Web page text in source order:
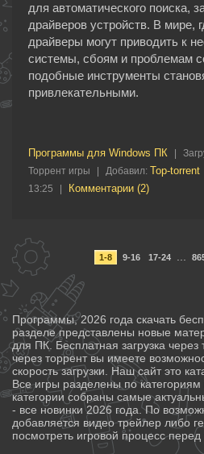
для автоматического поиска,
драйверов устройств. В мире,
драйверы могут приводить к
системы, сбоям и проблемам
подобные инструменты
привлекательными.
Программы для Windows ПК
Торрент игры
Добавил: Top-torrent
13:25
Комментарии (2)
1-8 9-16 17-24
Программы, 2026 года скачать
разделе представлены новые
для ПК. Бесплатная загрузка через
через торрент вы имеете
скорость загрузки. Наш сайт это
Все игры разделены по
категории собраны самые
- все новинки 2026 года. По
добавляется видео трейлер либо
посмотреть игровой процесс перед